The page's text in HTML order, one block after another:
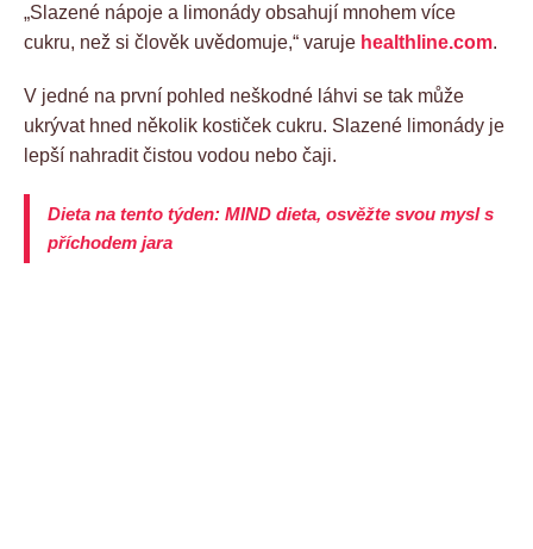
„Slazené nápoje a limonády obsahují mnohem více
cukru, než si člověk uvědomuje,“ varuje healthline.com.
V jedné na první pohled neškodné láhvi se tak může
ukrývat hned několik kostiček cukru. Slazené limonády je
lepší nahradit čistou vodou nebo čaji.
Dieta na tento týden: MIND dieta, osvěžte svou mysl s
příchodem jara